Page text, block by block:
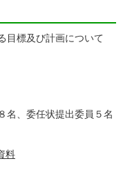
目標及び計画について
名、委任状提出委員５名
料